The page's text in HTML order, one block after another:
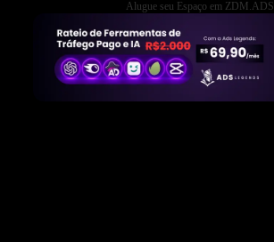
Alugue seu Espaço em ZDM.ADS